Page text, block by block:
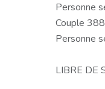
Personne
Couple
Personne
LIBRE DE